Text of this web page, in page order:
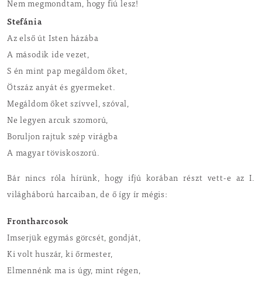
Nem megmondtam, hogy fiú lesz!
Stefánia
Az első út Isten házába
A második ide vezet,
S én mint pap megáldom őket,
Ötszáz anyát és gyermeket.
Megáldom őket szívvel, szóval,
Ne legyen arcuk szomorú,
Boruljon rajtuk szép virágba
A magyar töviskoszorú.
Bár nincs róla hírünk, hogy ifjú korában részt vett-e az I.
világháború harcaiban, de ő így ír mégis:
Frontharcosok
Imserjük egymás görcsét, gondját,
Ki volt huszár, ki őrmester,
Elmennénk ma is úgy, mint régen,